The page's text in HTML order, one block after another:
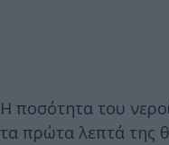
Η ποσότητα του
τα πρώτα λεπτά της